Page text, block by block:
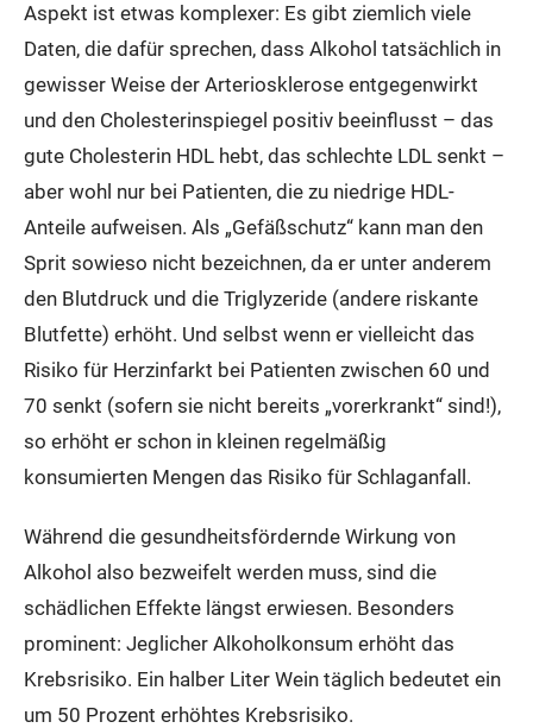
Aspekt ist etwas komplexer: Es gibt ziemlich viele
Daten, die dafür sprechen, dass Alkohol tatsächlich in
gewisser Weise der Arteriosklerose entgegenwirkt
und den Cholesterinspiegel positiv beeinflusst – das
gute Cholesterin HDL hebt, das schlechte LDL senkt –
aber wohl nur bei Patienten, die zu niedrige HDL-
Anteile aufweisen. Als „Gefäßschutz“ kann man den
Sprit sowieso nicht bezeichnen, da er unter anderem
den Blutdruck und die Triglyzeride (andere riskante
Blutfette) erhöht. Und selbst wenn er vielleicht das
Risiko für Herzinfarkt bei Patienten zwischen 60 und
70 senkt (sofern sie nicht bereits „vorerkrankt“ sind!),
so erhöht er schon in kleinen regelmäßig
konsumierten Mengen das Risiko für Schlaganfall.
Während die gesundheitsfördernde Wirkung von
Alkohol also bezweifelt werden muss, sind die
schädlichen Effekte längst erwiesen. Besonders
prominent: Jeglicher Alkoholkonsum erhöht das
Krebsrisiko. Ein halber Liter Wein täglich bedeutet ein
um 50 Prozent erhöhtes Krebsrisiko.